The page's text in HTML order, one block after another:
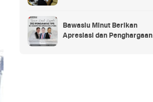
Bawaslu Minut Berikan
Apresiasi dan Penghargaan